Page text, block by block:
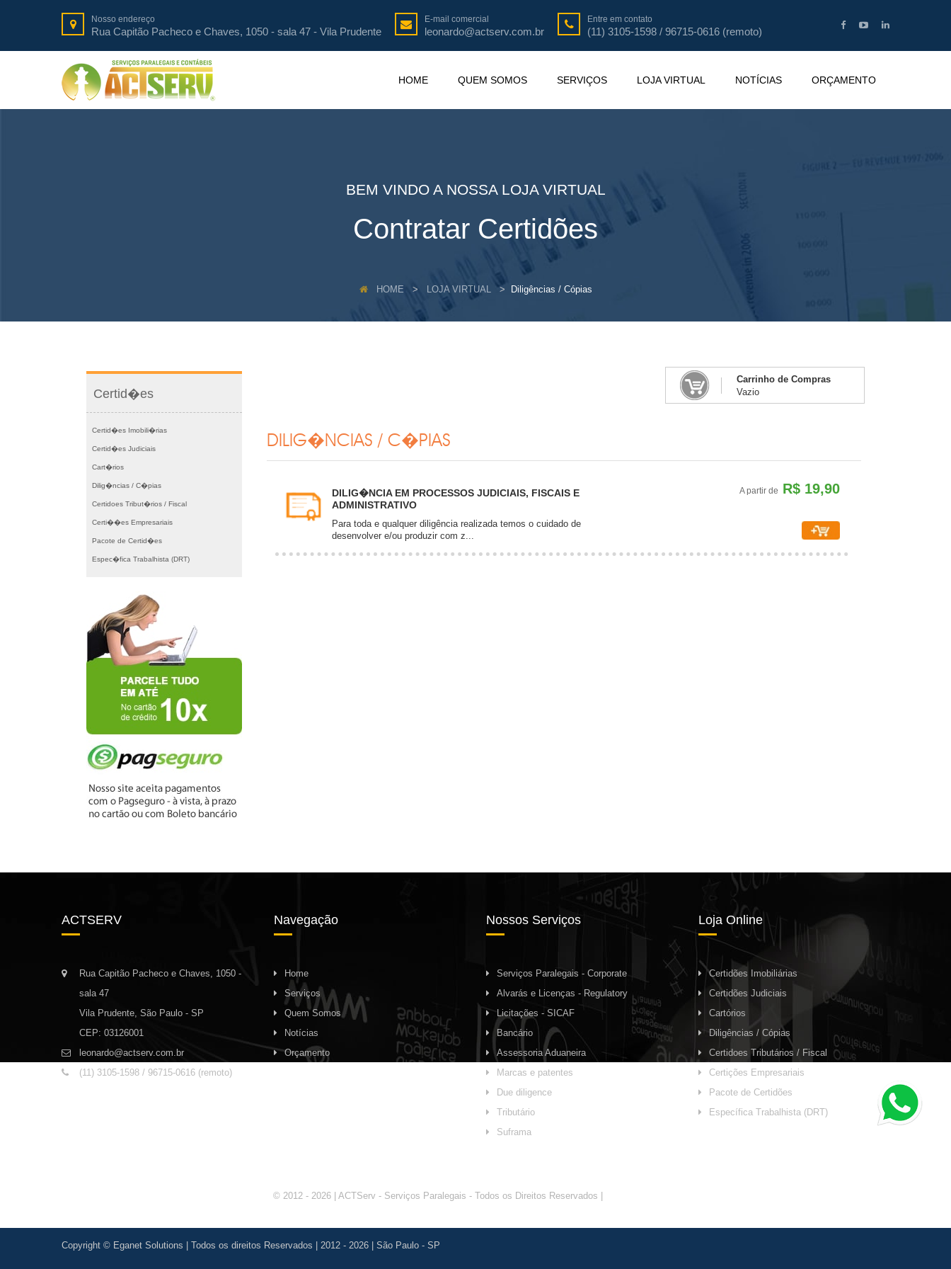
Nosso endereço
Rua Capitão Pacheco e Chaves, 1050 - sala 47 - Vila Prudente
E-mail comercial
leonardo@actserv.com.br
Entre em contato
(11) 3105-1598 / 96715-0616 (remoto)
HOME QUEM SOMOS SERVIÇOS LOJA VIRTUAL NOTÍCIAS ORÇAMENTO
BEM VINDO A NOSSA LOJA VIRTUAL
Contratar Certidões
HOME LOJA VIRTUAL Diligências / Cópias
ACTSERV
Rua Capitão Pacheco e Chaves, 1050 -
sala 47
Vila Prudente, São Paulo - SP
CEP: 03126001
leonardo@actserv.com.br
(11) 3105-1598 / 96715-0616 (remoto)
Navegação
Home
Serviços
Quem Somos
Notícias
Orçamento
Nossos Serviços
Serviços Paralegais - Corporate
Alvarás e Licenças - Regulatory
Licitações - SICAF
Bancário
Assessoria Aduaneira
Marcas e patentes
Due diligence
Tributário
Suframa
Loja Online
Certidões Imobiliárias
Certidões Judiciais
Cartórios
Diligências / Cópias
Certidoes Tributários / Fiscal
Certições Empresariais
Pacote de Certidões
Específica Trabalhista (DRT)
© 2012 - 2026 | ACTServ - Serviços Paralegais - Todos os Direitos Reservados |
Copyright © Eganet Solutions | Todos os direitos Reservados | 2012 - 2026 São Paulo - SP